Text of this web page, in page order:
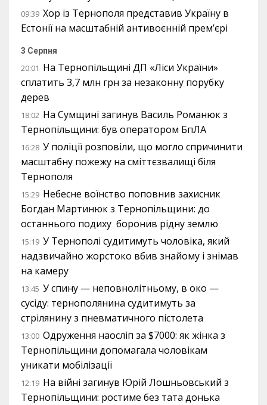
09:39 Хор із Тернополя представив Україну в
Естонії на масштабній антивоєнній прем’єрі
3 Серпня
20:01 На Тернопільщині ДП «Ліси України»
сплатить 3,7 млн грн за незаконну порубку
дерев
18:02 На Сумщині загинув Василь Романюк з
Тернопільщини: був оператором БпЛА
16:28 У поліції розповіли, що могло спричинити
масштабну пожежу на сміттєзвалищі біля
Тернополя
15:29 Небесне воїнство поповнив захисник
Богдан Мартинюк з Тернопільщини: до
останнього подиху боронив рідну землю
15:19 У Тернополі судитимуть чоловіка, який
надзвичайно жорстоко вбив знайому і знімав
на камеру
13:45 У спину — неповнолітньому, в око —
сусіду: тернополянина судитимуть за
стрілянину з пневматичного пістолета
13:00 Одруження наосліп за $7000: як жінка з
Тернопільщини допомагала чоловікам
уникати мобілізації
12:19 На війні загинув Юрій Лошньовський з
Тернопільщини: ростиме без тата донька